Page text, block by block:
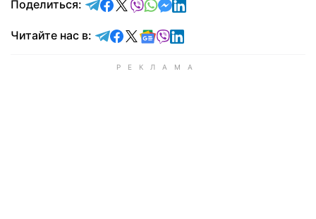
Поделиться: отправить в Telegram
поделиться в Facebook
поделиться в X
отправить в Viber
отправить в Whatsapp
отправить в Messenger
отправить в LinkedIn
Читайте нас в: Читайте в Telegram
Читайте в Facebook
Читайте в X
Читайте в Google news
Читайте в Viber
Читайте в LinkedIn